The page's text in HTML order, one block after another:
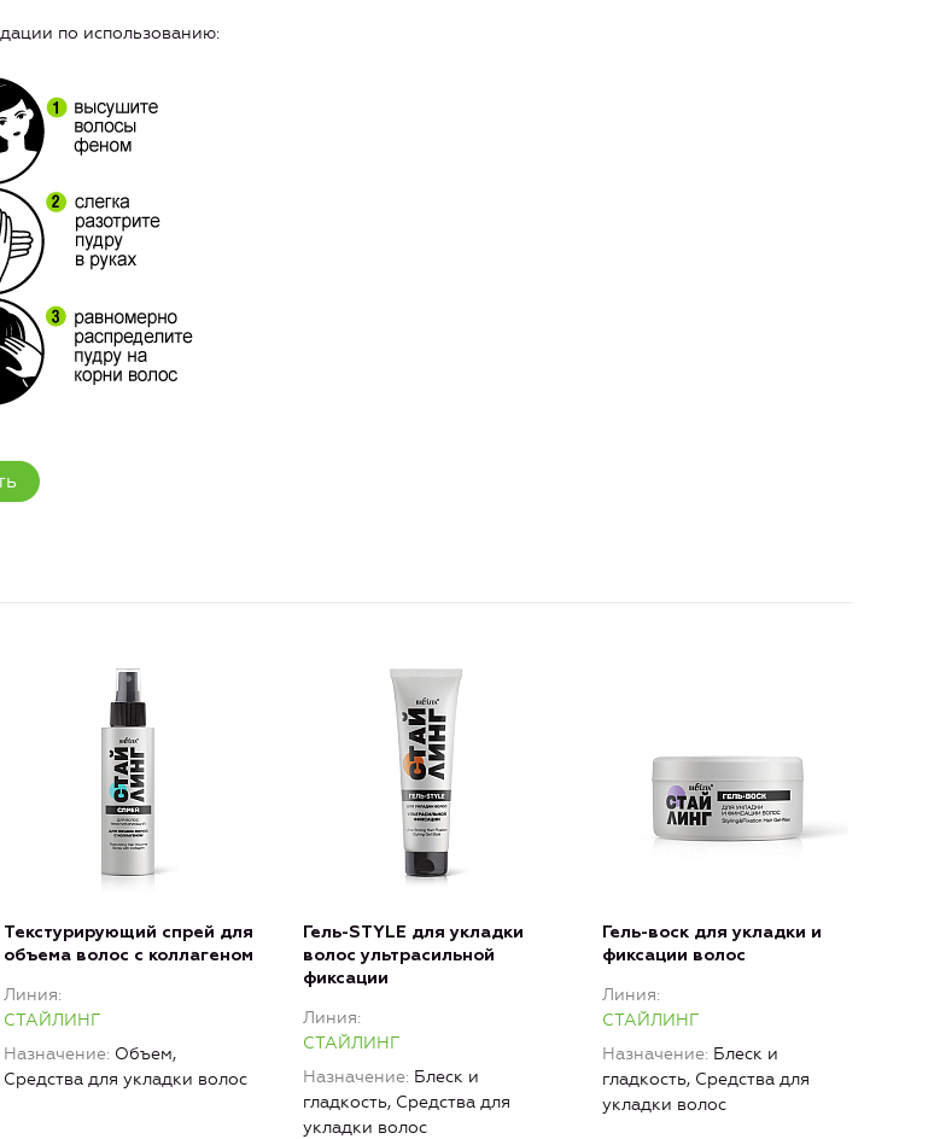
по использованию:
Текстурирующий спрей для
объема волос с коллагеном
Линия
СТАЙЛИНГ
Назначение Объем,
Средства для укладки волос
Гель-STYLE для укладки
волос ультрасильной
фиксации
Линия
СТАЙЛИНГ
Назначение Блеск и
гладкость, Средства для
укладки волос
Гель-воск для укладки и
фиксации волос
Линия
СТАЙЛИНГ
Назначение Блеск и
гладкость, Средства для
укладки волос